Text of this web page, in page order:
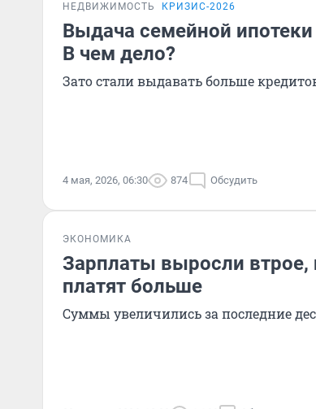
НЕДВИЖИМОСТЬ КРИЗИС-2026
Выдача семейной
В чем дело?
Зато стали выдавать больше
4 мая, 2026, 06:30 874 Обсудить
ЭКОНОМИКА
Зарплаты выросли втрое,
платят больше
Суммы увеличились за последние